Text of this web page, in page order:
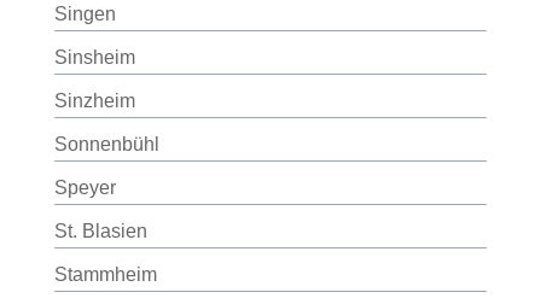
Singen
Sinsheim
Sinzheim
Sonnenbühl
Speyer
St. Blasien
Stammheim